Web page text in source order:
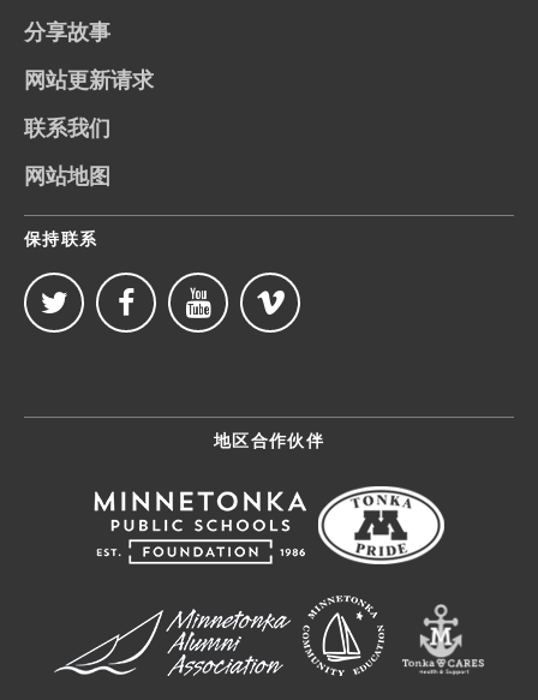
分享故事
网站更新请求
联系我们
网站地图
保持联系
地区合作伙伴